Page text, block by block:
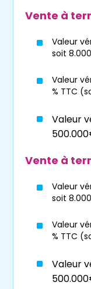
Saint-
locative
Vous désirez
terme ?
à Saint-
À
Viagimmo
France et
Saint-
Vente à
Valeur
soit
Valeur
% TTC
Valeur
Vente à
Valeur
soit
Valeur
% TTC
Valeur